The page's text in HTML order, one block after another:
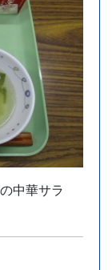
中華サラ